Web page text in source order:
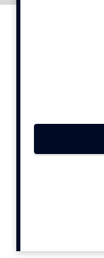
Campagnes
Design